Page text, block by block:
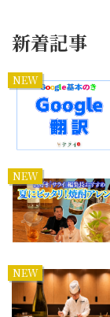
新着記事
NEW
NEW
NEW